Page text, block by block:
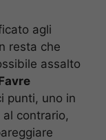
agli
resta che
assalto
punti, uno in
contrario,